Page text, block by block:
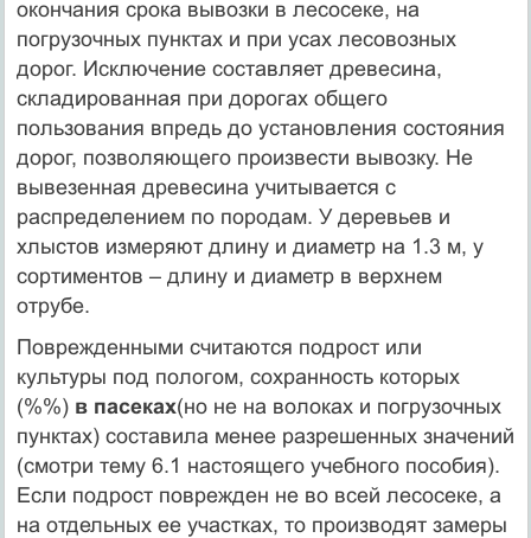
окончания срока вывозки в лесосеке, на
погрузочных пунктах и при усах лесовозных
дорог. Исключение составляет древесина,
складированная при дорогах общего
пользования впредь до установления состояния
дорог, позволяющего произвести вывозку. Не
вывезенная древесина учитывается с
распределением по породам. У деревьев и
хлыстов измеряют длину и диаметр на 1.3 м, у
сортиментов – длину и диаметр в верхнем
отрубе.
Поврежденными считаются подрост или
культуры под пологом, сохранность которых
(%%) в пасеках(но не на волоках и погрузочных
пунктах) составила менее разрешенных значений
(смотри тему 6.1 настоящего учебного пособия).
Если подрост поврежден не во всей лесосеке, а
на отдельных ее участках, то производят замеры